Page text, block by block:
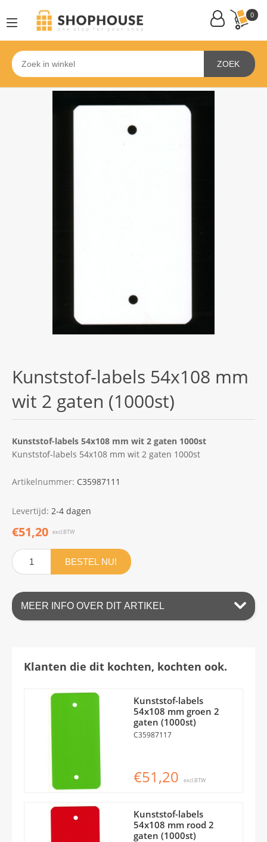
0
ZOEK
Kunststof-labels 54x108 mm
wit 2 gaten (1000st)
Kunststof-labels 54x108 mm wit 2 gaten 1000st
Kunststof-labels 54x108 mm wit 2 gaten 1000st
Artikelnummer: C35987111
Levertijd: 2-4 dagen
€51,20 excl.BTW
BESTEL NU!
MEER INFO OVER DIT ARTIKEL
Klanten die dit kochten, kochten ook.
Kunststof-labels
54x108 mm groen 2
gaten (1000st)
C35987117
€51,20 excl.BTW
Kunststof-labels
54x108 mm rood 2
gaten (1000st)